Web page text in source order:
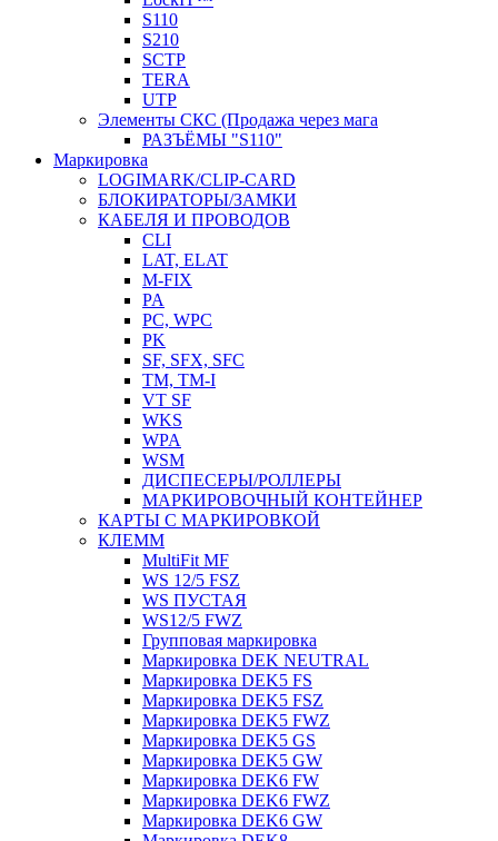
S110
S210
SCTP
TERA
UTP
Элементы СКС (Продажа через мага
РАЗЪЁМЫ "S110"
Маркировка
LOGIMARK/CLIP-CARD
БЛОКИРАТОРЫ/ЗАМКИ
КАБЕЛЯ И ПРОВОДОВ
CLI
LAT, ELAT
M-FIX
PA
PC, WРС
PK
SF, SFX, SFC
TM, TM-I
VT SF
WKS
WPA
WSM
ДИСПЕСЕРЫ/РОЛЛЕРЫ
МАРКИРОВОЧНЫЙ КОНТЕЙНЕР
КАРТЫ С МАРКИРОВКОЙ
КЛЕММ
MultiFit MF
WS 12/5 FSZ
WS ПУСТАЯ
WS12/5 FWZ
Групповая маркировка
Маркировка DEK NEUTRAL
Маркировка DEK5 FS
Маркировка DEK5 FSZ
Маркировка DEK5 FWZ
Маркировка DEK5 GS
Маркировка DEK5 GW
Маркировка DEK6 FW
Маркировка DEK6 FWZ
Маркировка DEK6 GW